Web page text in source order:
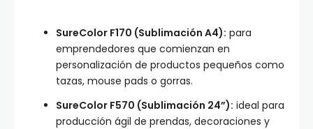
SureColor F170 (Sublimación A4): para
emprendedores que comienzan en
personalización de productos pequeños como
tazas, mouse pads o gorras.
SureColor F570 (Sublimación 24”): ideal para
producción ágil de prendas, decoraciones y